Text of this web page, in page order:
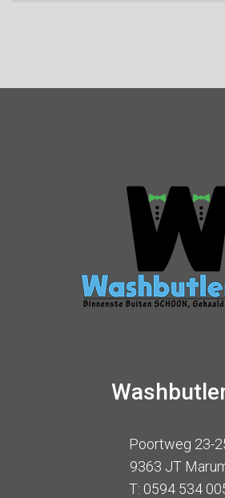
Poortweg 23-
9363 JT
T: 0594 534